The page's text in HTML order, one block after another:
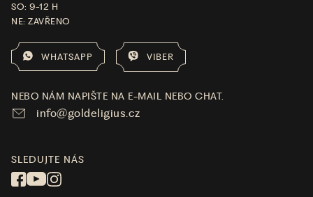
SO: 9-12 H
NE: ZAVŘENO
WHATSAPP VIBER
NEBO NÁM NAPIŠTE NA E-MAIL NEBO CHAT.
info@goldeligius.cz
SLEDUJTE NÁS